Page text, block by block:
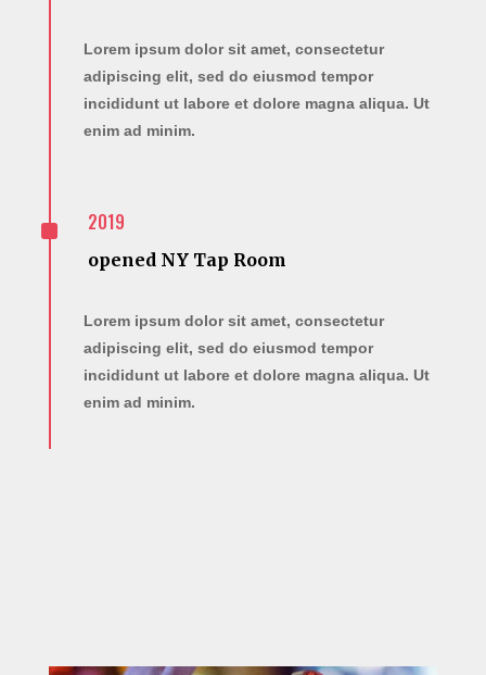
Lorem ipsum dolor sit amet, consectetur
adipiscing elit, sed do eiusmod tempor
incididunt ut labore et dolore magna aliqua. Ut
enim ad minim.
^ 2019
opened NY Tap Room
Lorem ipsum dolor sit amet, consectetur
adipiscing elit, sed do eiusmod tempor
incididunt ut labore et dolore magna aliqua. Ut
enim ad minim.